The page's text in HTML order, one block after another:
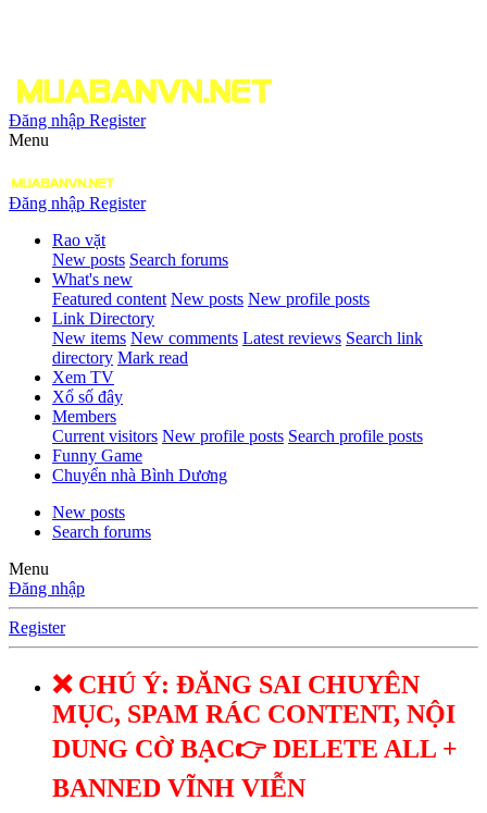
Đăng nhập Register
Menu
Đăng nhập Register
Rao vặt
New posts Search forums
What's new
Featured content New posts New profile posts
Link Directory
New items New comments Latest reviews Search link
directory Mark read
Xem TV
Xổ số đây
Members
Current visitors New profile posts Search profile posts
Funny Game
Chuyển nhà Bình Dương
New posts
Search forums
Menu
Đăng nhập
Register
❌ CHÚ Ý: ĐĂNG SAI CHUYÊN
MỤC, SPAM RÁC CONTENT, NỘI
DUNG CỜ BẠC👉 DELETE ALL +
BANNED VĨNH VIỄN